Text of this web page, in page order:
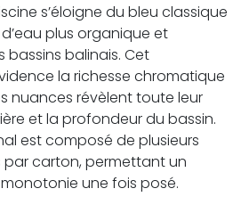
s’éloigne du bleu classique
plus organique et
bassins balinais. Cet
la richesse chromatique
nuances révèlent toute leur
et la profondeur du bassin.
est composé de plusieurs
carton, permettant un
une fois posé.